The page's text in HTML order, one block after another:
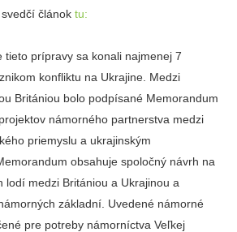
článoktu:
tieto prípravy sa konali najmenej 7
konfliktu na Ukrajine. Medzi
Britániou bolo podpísané Memorandum
námorného partnerstva medzi
priemyslu a ukrajinským
obsahuje spoločný návrh na
lodí medzi Britániou a Ukrajinou a
základní. Uvedené námorné
pre potreby námorníctva Veľkej